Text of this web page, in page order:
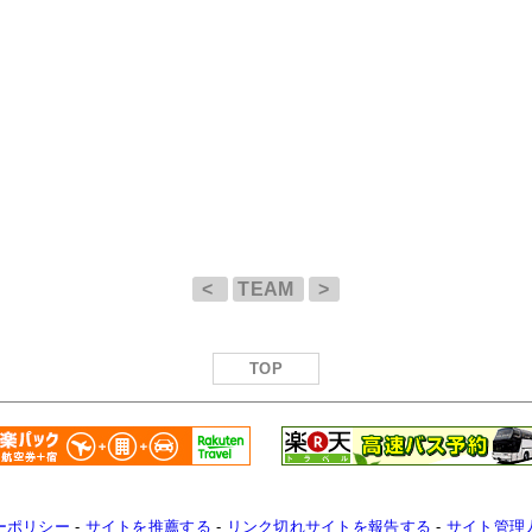
< TEAM >
TOP
ポリシー - サイトを推薦する - リンク切れサイトを報告する - サイト管理